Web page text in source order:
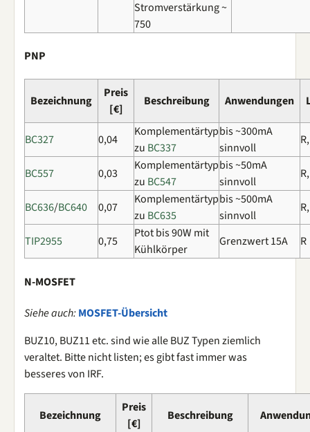
Stromverstärkung ~
750
PNP
Bezeichnung
Preis
[€]
Beschreibung Anwendungen
BC327 0,04
Komplementärtyp
zu BC337
bis ~300mA
sinnvoll
BC557 0,03
Komplementärtyp
zu BC547
bis ~50mA
sinnvoll
BC636/BC640 0,07
Komplementärtyp
zu BC635
bis ~500mA
sinnvoll
TIP2955 0,75
Ptot bis 90W mit
Kühlkörper
Grenzwert 15A R
N-MOSFET
Siehe auch:MOSFET-Übersicht
BUZ10, BUZ11 etc. sind wie alle BUZ Typen ziemlich
veraltet. Bitte nicht listen; es gibt fast immer was
besseres von IRF.
Bezeichnung
Preis
[€]
Beschreibung